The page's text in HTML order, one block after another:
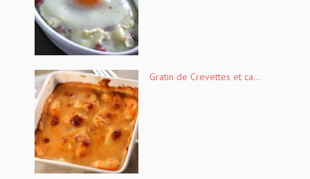
Gratin de Crevettes et ca...